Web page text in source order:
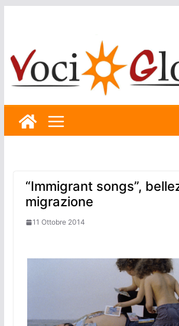
“Immigrant songs”,
migrazione
11 Ottobre 2014